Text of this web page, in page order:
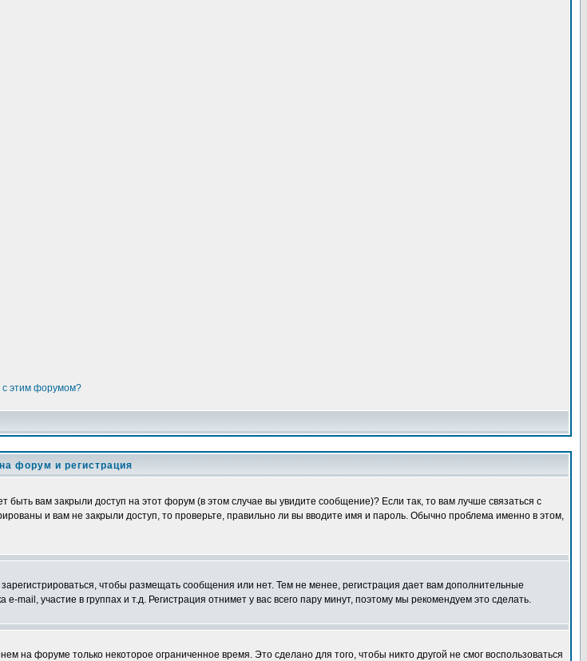
с этим форумом?
форум и регистрация
вам закрыли доступ на этот форум (в этом случае вы увидите сообщение)? Если так, то вам лучше связаться с
и вам не закрыли доступ, то проверьте, правильно ли вы вводите имя и пароль. Обычно проблема именно в этом,
чтобы размещать сообщения или нет. Тем не менее, регистрация дает вам дополнительные
участие в группах и т.д. Регистрация отнимет у вас всего пару минут, поэтому мы рекомендуем это сделать.
на форуме только некоторое ограниченное время. Это сделано для того, чтобы никто другой не смог воспользоваться